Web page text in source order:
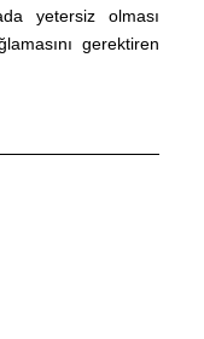
yetersiz olması
gerektiren